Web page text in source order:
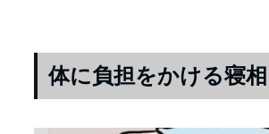
体に負担をかける寝